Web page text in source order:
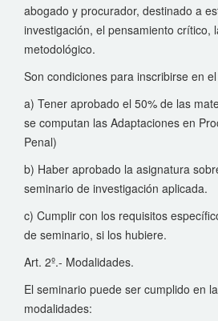
abogado y procurador, destinado a
investigación, el pensamiento crítico,
metodológico.
Son condiciones para inscribirse en
a) Tener aprobado el 50% de las
se computan las Adaptaciones en
Penal)
b) Haber aprobado la asignatura
seminario de investigación aplicada.
c) Cumplir con los requisitos
de seminario, si los hubiere.
Art. 2º.- Modalidades.
El seminario puede ser cumplido en
modalidades: